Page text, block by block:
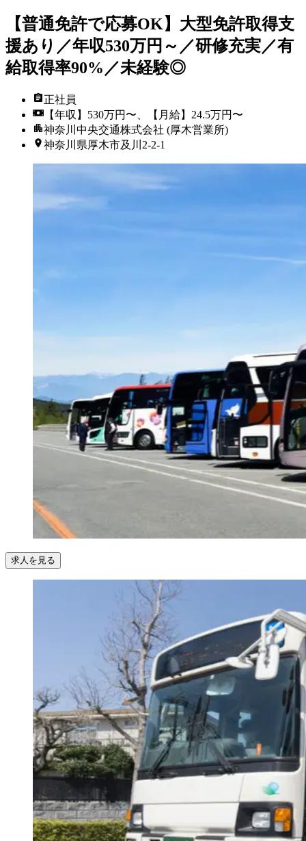
【普通免許で応募OK】大型免許取得支
援あり／年収530万円～／研修充実／有
給取得率90%／未経験◎
正社員
【年収】530万円〜、【月給】24.5万円〜
神奈川中央交通株式会社 (厚木営業所)
神奈川県厚木市及川2-2-1
求人を見る